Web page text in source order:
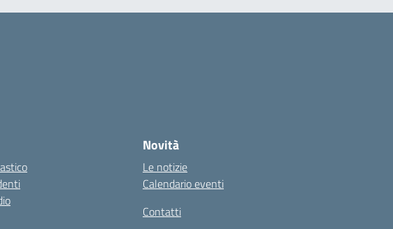
Novità
Le notizie
Calendario eventi
Contatti